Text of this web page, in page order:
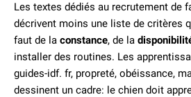
Les textes dédiés au recrutement de
décrivent moins une liste de critères
faut de la constance, de la
installer des routines. Les
guides-idf. fr, propreté, obéissance,
dessinent un cadre: le chien doit